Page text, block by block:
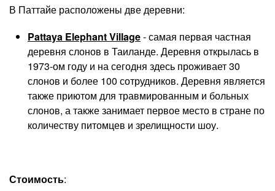
В Паттайе расположены две деревни:
Pattaya Elephant Village- самая первая частная
деревня слонов в Таиланде. Деревня открылась в
1973-ом году и на сегодня здесь проживает 30
слонов и более 100 сотрудников. Деревня является
также приютом для травмированным и больных
слонов, а также занимает первое место в стране по
количеству питомцев и зрелищности шоу.
Стоимость: